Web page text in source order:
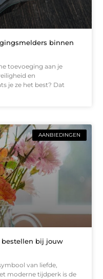
binnen
toevoeging aan je
en
je ze het best? Dat
AANBIEDINGEN
bij jouw
van liefde,
moderne tijdperk is de